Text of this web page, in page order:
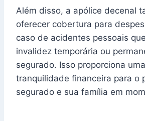
Além disso, a apólice decenal
oferecer cobertura para
caso de acidentes pessoais
invalidez temporária ou
segurado. Isso proporciona
tranquilidade financeira para o
segurado e sua família em